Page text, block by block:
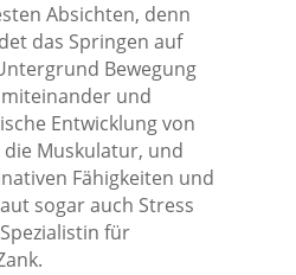
Absichten, denn
das Springen auf
Bewegung
und
Entwicklung von
Muskulatur, und
Fähigkeiten und
sogar auch Stress
für